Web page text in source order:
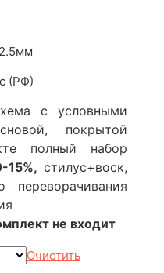
(РФ)
с условными
покрытой
полный набор
15%, стилус+воск,
переворачивания
не входит
Очистить